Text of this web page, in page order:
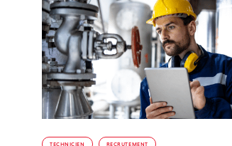
TECHNICIEN RECRUTEMENT